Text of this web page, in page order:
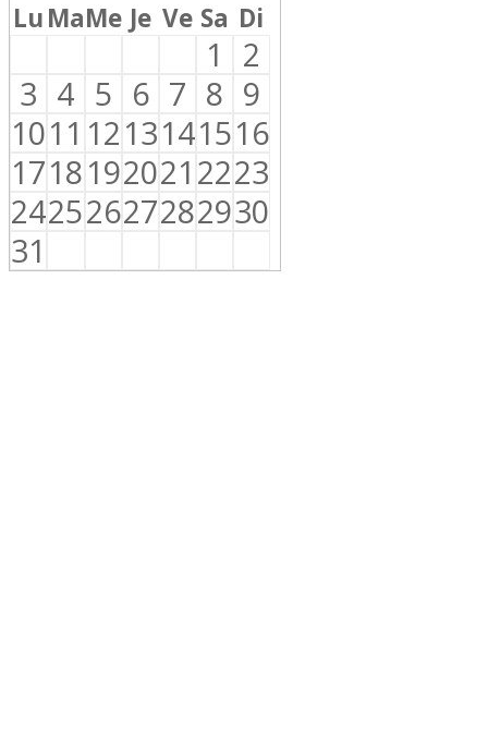
LuMaMe Je Ve Sa Di
1
2
3 4 5 6 7 8 9
1011 1213141516
1718192021 2223
24252627282930
31